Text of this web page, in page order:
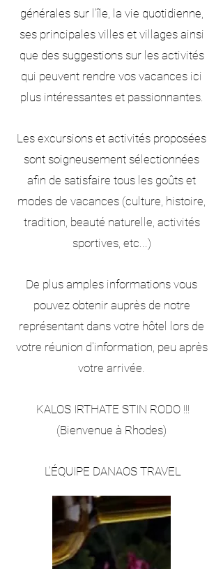
générales sur l'île, la vie quotidienne,
ses principales villes et villages ainsi
que des suggestions sur les activités
qui peuvent rendre vos vacances ici
plus intéressantes et passionnantes.
Les excursions et activités proposées
sont soigneusement sélectionnées
afin de satisfaire tous les goûts et
modes de vacances (culture, histoire,
tradition, beauté naturelle, activités
sportives, etc...)
De plus amples informations vous
pouvez obtenir auprès de notre
représentant dans votre hôtel lors de
votre réunion d'information, peu après
votre arrivée.
KALOS IRTHATE STIN RODO !!!
(Bienvenue à Rhodes)
L'ÉQUIPE DANAOS TRAVEL